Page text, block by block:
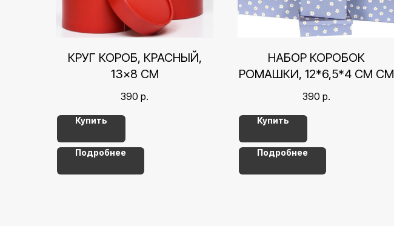
КРУГ КОРОБ, КРАСНЫЙ,
13×8 СМ
390 р.
Купить
Подробнее
НАБОР КОРОБОК
РОМАШКИ, 12*6,5*4 СМ СМ
390 р.
Купить
Подробнее